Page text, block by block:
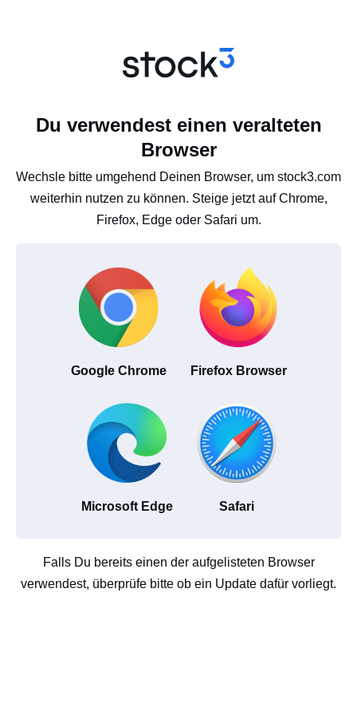
Du verwendest einen veralteten
Browser
Wechsle bitte umgehend Deinen Browser, um stock3.com
weiterhin nutzen zu können. Steige jetzt auf Chrome,
Firefox, Edge oder Safari um.
Google Chrome Firefox Browser
Microsoft Edge Safari
Falls Du bereits einen der aufgelisteten Browser
verwendest, überprüfe bitte ob ein Update dafür vorliegt.